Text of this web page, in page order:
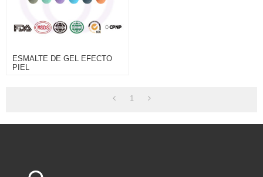
ESMALTE DE GEL EFECTO
PIEL
1